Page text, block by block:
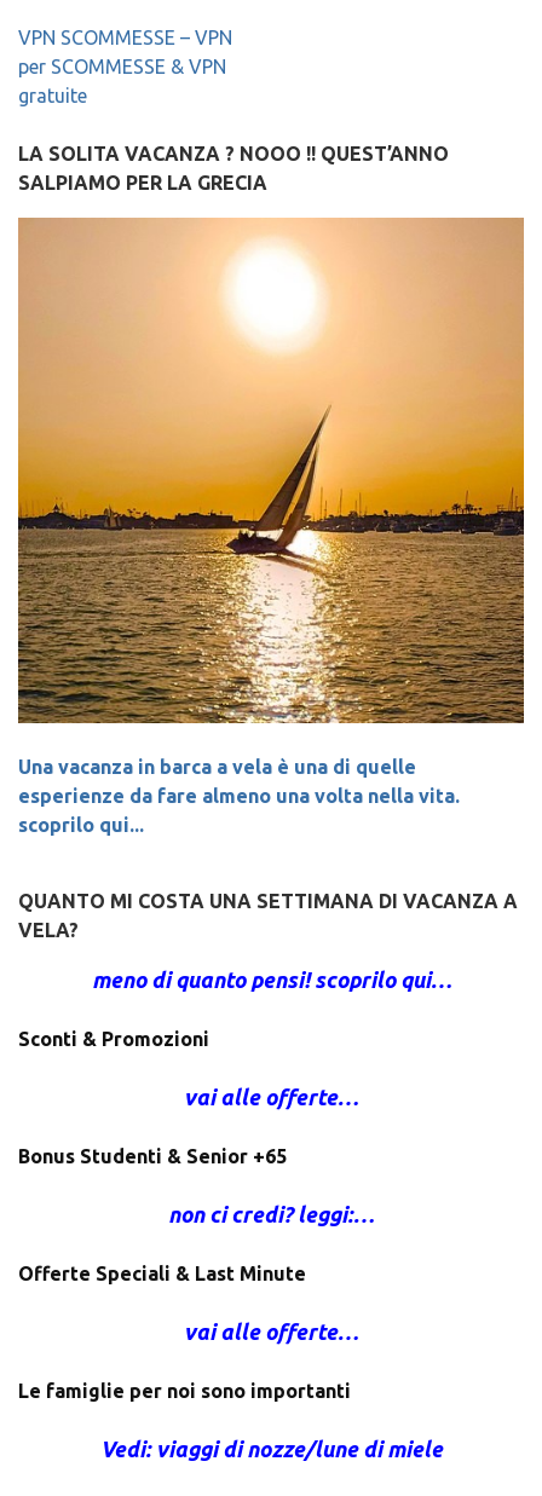
Post
navigation
VPN SCOMMESSE – VPN
per SCOMMESSE & VPN
gratuite
LA SOLITA VACANZA ? NOOO !! QUEST’ANNO
SALPIAMO PER LA GRECIA
Una vacanza in barca a vela è una di quelle
esperienze da fare almeno una volta nella vita.
scoprilo qui...
QUANTO MI COSTA UNA SETTIMANA DI VACANZA A
VELA?
meno di quanto pensi! scoprilo qui…
Sconti & Promozioni
vai alle offerte…
Bonus Studenti & Senior +65
non ci credi? leggi:…
Offerte Speciali & Last Minute
vai alle offerte…
Le famiglie per noi sono importanti
Vedi: viaggi di nozze/lune di miele